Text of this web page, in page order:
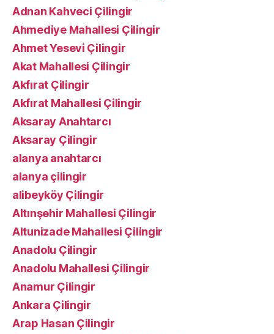
Adnan Kahveci Çilingir
Ahmediye Mahallesi Çilingir
Ahmet Yesevi Çilingir
Akat Mahallesi Çilingir
Akfırat Çilingir
Akfırat Mahallesi Çilingir
Aksaray Anahtarcı
Aksaray Çilingir
alanya anahtarcı
alanya çilingir
alibeyköy Çilingir
Altınşehir Mahallesi Çilingir
Altunizade Mahallesi Çilingir
Anadolu Çilingir
Anadolu Mahallesi Çilingir
Anamur Çilingir
Ankara Çilingir
Arap Hasan Çilingir